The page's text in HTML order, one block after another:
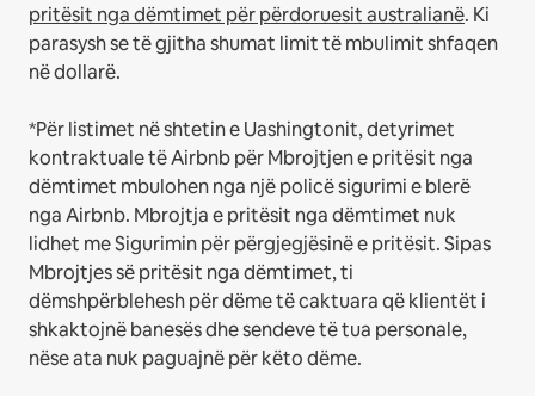
pritësit nga dëmtimet për përdoruesit australianë. Ki
parasysh se të gjitha shumat limit të mbulimit shfaqen
në dollarë.
*Për listimet në shtetin e Uashingtonit, detyrimet
kontraktuale të Airbnb për Mbrojtjen e pritësit nga
dëmtimet mbulohen nga një policë sigurimi e blerë
nga Airbnb. Mbrojtja e pritësit nga dëmtimet nuk
lidhet me Sigurimin për përgjegjësinë e pritësit. Sipas
Mbrojtjes së pritësit nga dëmtimet, ti
dëmshpërblehesh për dëme të caktuara që klientët i
shkaktojnë banesës dhe sendeve të tua personale,
nëse ata nuk paguajnë për këto dëme.